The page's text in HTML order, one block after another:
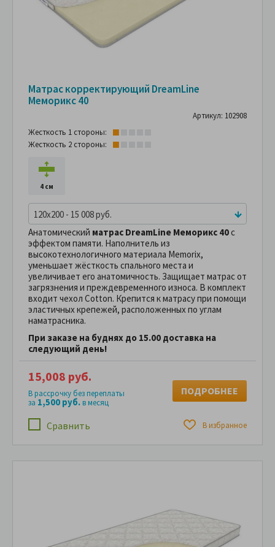
Матрас корректирующий DreamLine
Меморикс 40
Артикул: 102908
Жесткость 1 стороны:
Жесткость 2 стороны:
4 см
120x200 - 15 008 руб.
Анатомический матрас DreamLine Меморикс 40с
эффектом памяти. Наполнитель из
высокотехнологичного материала Memorix,
уменьшает жёсткость спального места и
увеличивает его анатомичность. Защищает матрас от
загрязнения и преждевременного износа. В комплект
входит чехол Cotton. Крепится к матрасу при помощи
эластичных крепежей, расположенных по углам
наматрасника.
При заказе на буднях до 15.00 доставка на
следующий день!
Сравнить В избранное
15,008 руб.
В рассрочку без переплаты
за 1,500 руб.в месяц
ПОДРОБНЕЕ